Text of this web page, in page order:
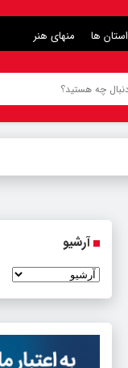
استان ها منهای هنر
آرشیو